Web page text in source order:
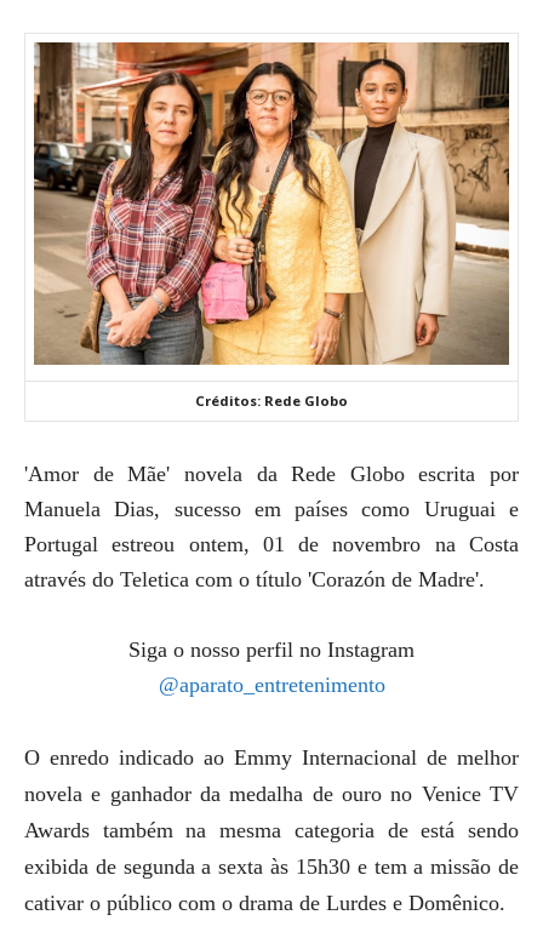
Créditos: Rede Globo
'Amor de Mãe' novela da Rede Globo escrita por
Manuela Dias, sucesso em países como Uruguai e
Portugal estreou ontem, 01 de novembro na Costa
através do Teletica com o título 'Corazón de Madre'.
Siga o nosso perfil no Instagram
@aparato_entretenimento
O enredo indicado ao Emmy Internacional de melhor
novela e ganhador da medalha de ouro no Venice TV
Awards também na mesma categoria de está sendo
exibida de segunda a sexta às 15h30 e tem a missão de
cativar o público com o drama de Lurdes e Domênico.